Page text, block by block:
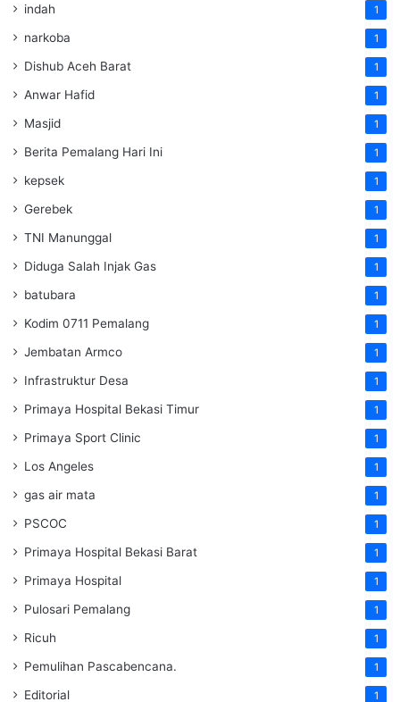
indah 1
narkoba 1
Dishub Aceh Barat 1
Anwar Hafid 1
Masjid 1
Berita Pemalang Hari Ini 1
kepsek 1
Gerebek 1
TNI Manunggal 1
Diduga Salah Injak Gas 1
batubara 1
Kodim 0711 Pemalang 1
Jembatan Armco 1
Infrastruktur Desa 1
Primaya Hospital Bekasi Timur 1
Primaya Sport Clinic 1
Los Angeles 1
gas air mata 1
PSCOC 1
Primaya Hospital Bekasi Barat 1
Primaya Hospital 1
Pulosari Pemalang 1
Ricuh 1
Pemulihan Pascabencana. 1
Editorial 1